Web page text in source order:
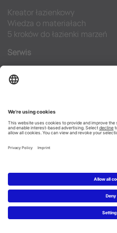
Kreator łazienkowy
Wiedza o materiałach
5 kroków do łazienki marzeń
Serwis
Zdjęcia prasowe
Najczęściej zadawane pytania
Pinterest